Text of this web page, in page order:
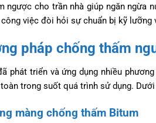
ngược cho trần nhà giúp ngăn ngừa
việc đòi hỏi sự chuẩn bị kỹ lưỡng
pháp chống thấm
phát triển và ứng dụng nhiều
trong suốt quá trình sử dụng.
màng chống thấm Bitum